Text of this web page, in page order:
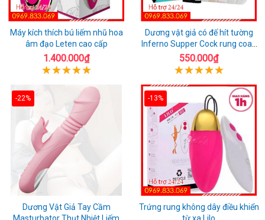
Máy kích thích bú liếm nhũ hoa
âm đạo Leten cao cấp
1.400.000₫
Dương vật giả có đế hít tường
Inferno Supper Cock rung coay
7 chế độ
550.000₫
-22%
Dương Vật Giả Tay Cầm
Masturbator Thụt Nhiệt Liếm
-13%
Trứng rung không dây điều khiển
từ xa Lilo